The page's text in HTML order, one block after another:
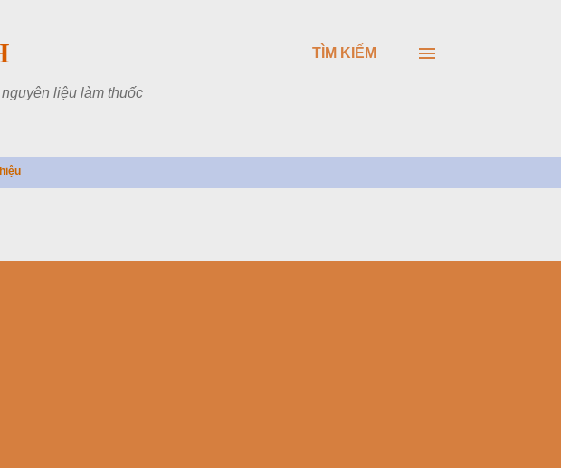
liệu làm thuốc
TÌM KIẾM